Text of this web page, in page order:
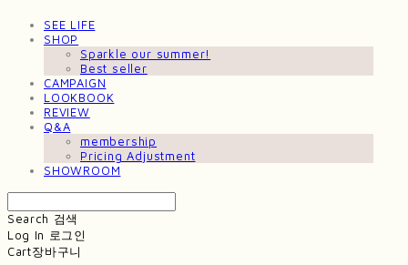
SEE LIFE
SHOP
Sparkle our summer!
Best seller
CAMPAIGN
LOOKBOOK
REVIEW
Q&A
membership
Pricing Adjustment
SHOWROOM
Search 검색
Log In 로그인
Cart장바구니